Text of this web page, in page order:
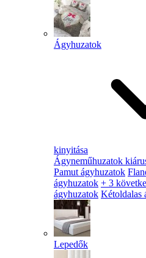
Ágyhuzatok
kinyitása
Ágyneműhuzatok
Pamut ágyhuzatok
ágyhuzatok + 3
ágyhuzatok Kétoldalas
Lepedők